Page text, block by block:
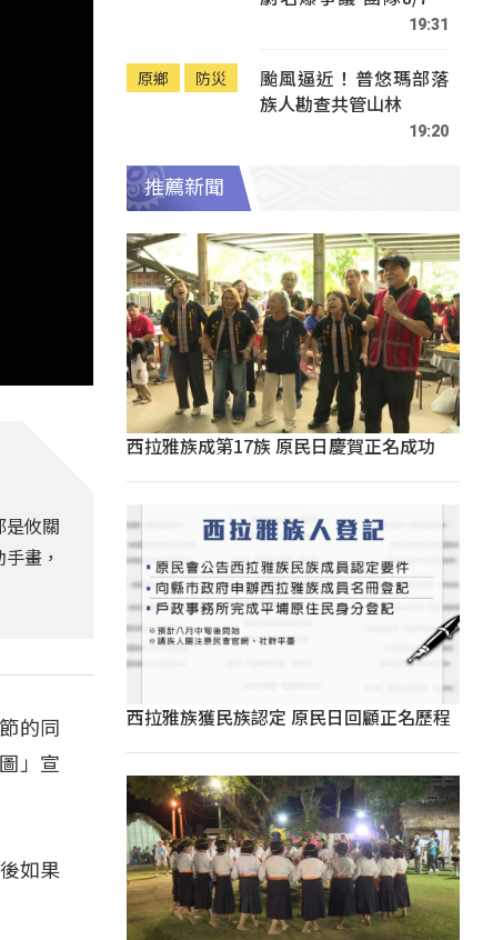
是攸關
畫，
的同
」宣
如果
19:31
原鄉 防災
颱風逼近！普悠瑪部落
族人勘查共管山林
19:20
推薦新聞
西拉雅族成第17族 原民日慶賀正名成功
西拉雅族獲民族認定 原民日回顧正名歷程